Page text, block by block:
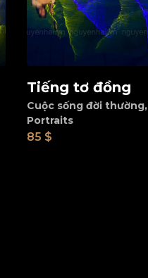
Add to cart
Tiếng tơ đồng
Cuộc sống đời thường,
Portraits
85 $